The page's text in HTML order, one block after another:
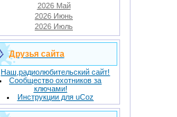
2026 Май
2026 Июнь
2026 Июль
Друзья сайта
Наш,радиолюбительский сайт!
Сообщество охотников за
ключами!
Инструкции для uCoz